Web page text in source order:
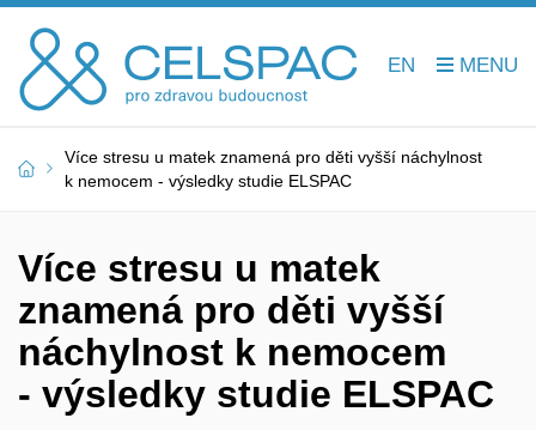
EN
Více stresu u matek znamená pro děti vyšší náchylnost
k nemocem - výsledky studie ELSPAC
Více stresu u matek
znamená pro děti vyšší
náchylnost k nemocem
- výsledky studie ELSPAC